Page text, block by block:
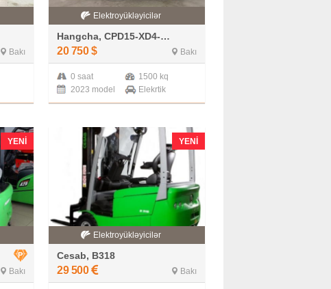
Bakı
Elektroyükləyicilər
Hangcha, CPD15-XD4-SI16
20 750 $ Bakı
0 saat
1500 kq
2023 model
Elekrtik
YENI
Bakı
YENI
Elektroyükləyicilər
Cesab, B318
29 500 Bakı